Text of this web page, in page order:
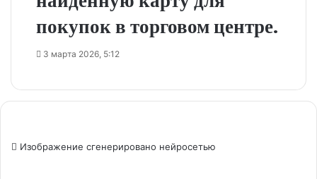
покупок в торговом центре.
3 марта 2026, 5:12
Изображение сгенерировано нейросетью